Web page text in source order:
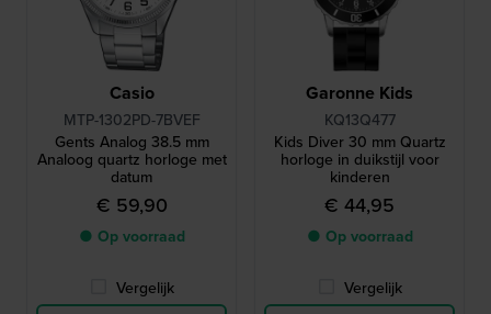
Casio
MTP-1302PD-7BVEF
Gents Analog 38.5 mm
Analoog quartz horloge met
datum
€ 59,90
● Op voorraad
Vergelijk
Garonne Kids
KQ13Q477
Kids Diver 30 mm Quartz
horloge in duikstijl voor
kinderen
€ 44,95
● Op voorraad
Vergelijk